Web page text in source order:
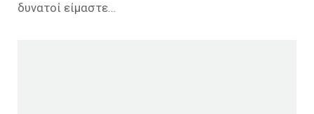
δυνατοί είμαστε…